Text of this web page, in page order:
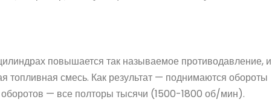
повышается так называемое противодавление,
топливная смесь. Как результат — поднимаются обороты
— все полторы тысячи (1500-1800 об/мин).